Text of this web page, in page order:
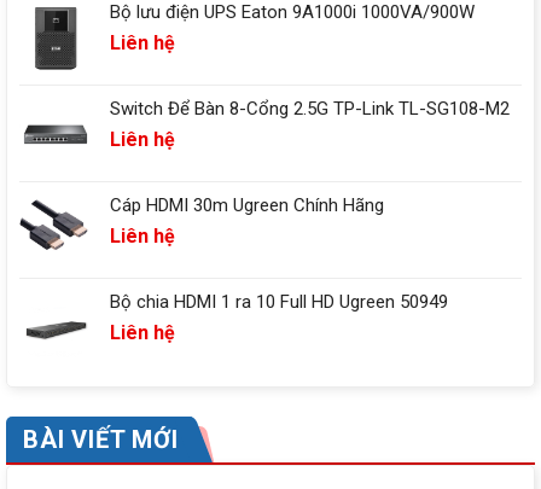
Bộ lưu điện UPS Eaton 9A1000i 1000VA/900W
Liên hệ
Switch Để Bàn 8-Cổng 2.5G TP-Link TL-SG108-M2
Liên hệ
Cáp HDMI 30m Ugreen Chính Hãng
Liên hệ
Bộ chia HDMI 1 ra 10 Full HD Ugreen 50949
Liên hệ
BÀI VIẾT MỚI